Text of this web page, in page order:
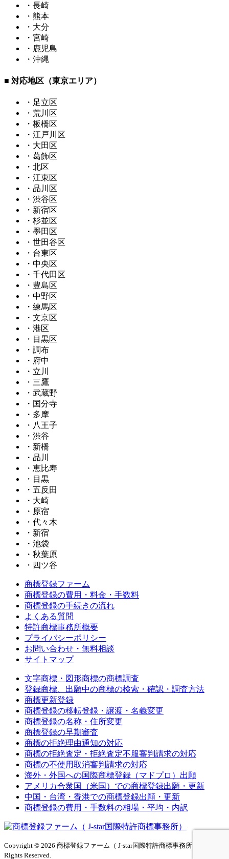
・長崎
・熊本
・大分
・宮崎
・鹿児島
・沖縄
■ 対応地区（東京エリア）
・足立区
・荒川区
・板橋区
・江戸川区
・大田区
・葛飾区
・北区
・江東区
・品川区
・渋谷区
・新宿区
・杉並区
・墨田区
・世田谷区
・台東区
・中央区
・千代田区
・豊島区
・中野区
・練馬区
・文京区
・港区
・目黒区
・調布
・府中
・立川
・三鷹
・武蔵野
・国分寺
・多摩
・八王子
・渋谷
・新橋
・品川
・恵比寿
・目黒
・五反田
・大崎
・原宿
・代々木
・新宿
・池袋
・秋葉原
・四ツ谷
商標登録ファーム
商標登録の費用・料金・手数料
商標登録の手続きの流れ
よくある質問
特許商標事務所概要
プライバシーポリシー
お問い合わせ・無料相談
サイトマップ
文字商標・図形商標の商標調査
登録商標、出願中の商標の検索・確認・調査方法
商標更新登録
商標登録の移転登録・譲渡・名義変更
商標登録の名称・住所変更
商標登録の早期審査
商標の拒絶理由通知の対応
商標の拒絶査定・拒絶査定不服審判請求の対応
商標の不使用取消審判請求の対応
海外・外国への国際商標登録（マドプロ）出願
アメリカ合衆国（米国）での商標登録出願・更新
中国・台湾・香港での商標登録出願・更新
商標登録の費用・手数料の相場・平均・内訳
Copyright © 2026 商標登録ファーム（ J-star国際特許商標事務所）All
Rights Reserved.